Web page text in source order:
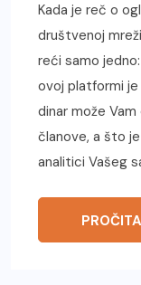
Kada je reč o
društvenoj
reći samo
ovoj platformi
dinar može
članove, a što
analitici Vašeg